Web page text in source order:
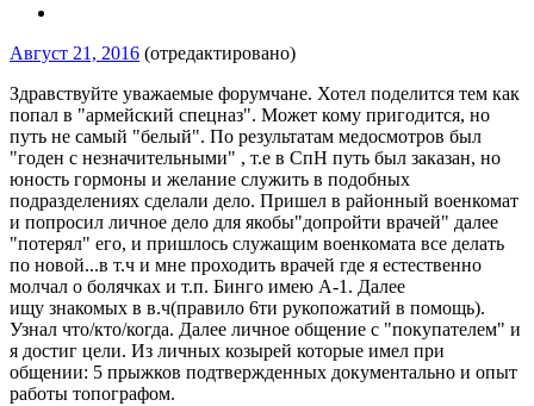
Август 21, 2016 (отредактировано)
Здравствуйте уважаемые форумчане. Хотел поделится тем как
попал в "армейский спецназ". Может кому пригодится, но
путь не самый "белый". По результатам медосмотров был
"годен с незначительными" , т.е в СпН путь был заказан, но
юность гормоны и желание служить в подобных
подразделениях сделали дело. Пришел в районный военкомат
и попросил личное дело для якобы"допройти врачей" далее
"потерял" его, и пришлось служащим военкомата все делать
по новой...в т.ч и мне проходить врачей где я естественно
молчал о болячках и т.п. Бинго имею А-1. Далее
ищу знакомых в в.ч(правило 6ти рукопожатий в помощь).
Узнал что/кто/когда. Далее личное общение с "покупателем" и
я достиг цели. Из личных козырей которые имел при
общении: 5 прыжков подтвержденных документально и опыт
работы топографом.